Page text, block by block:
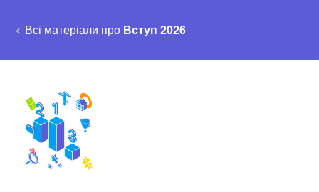
Всі матеріали про Вступ 2026